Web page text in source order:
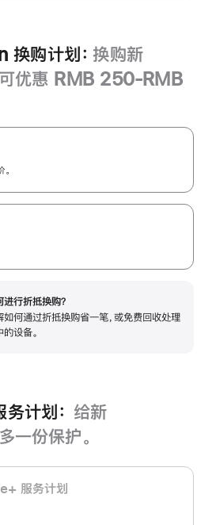
购计划： 换购新
优惠 RMB 250-RMB
进行折抵换购？
如何通过折抵换购省一笔，或免费回收处理
的设备。
计划： 给新
份保护。
服务计‍划